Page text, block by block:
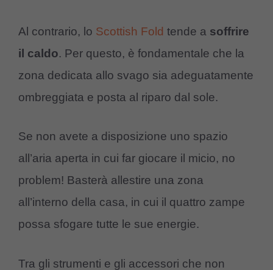
Al contrario, lo Scottish Fold tende a soffrire
il caldo. Per questo, è fondamentale che la
zona dedicata allo svago sia adeguatamente
ombreggiata e posta al riparo dal sole.
Se non avete a disposizione uno spazio
all’aria aperta in cui far giocare il micio, no
problem! Basterà allestire una zona
all’interno della casa, in cui il quattro zampe
possa sfogare tutte le sue energie.
Tra gli strumenti e gli accessori che non